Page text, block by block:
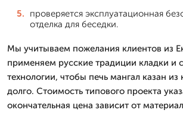
проверяется эксплуатационная
отделка для беседки.
Мы учитываем пожелания клиентов из
применяем русские традиции кладки и
технологии, чтобы печь мангал казан
долго. Стоимость типового проекта
окончательная цена зависит от